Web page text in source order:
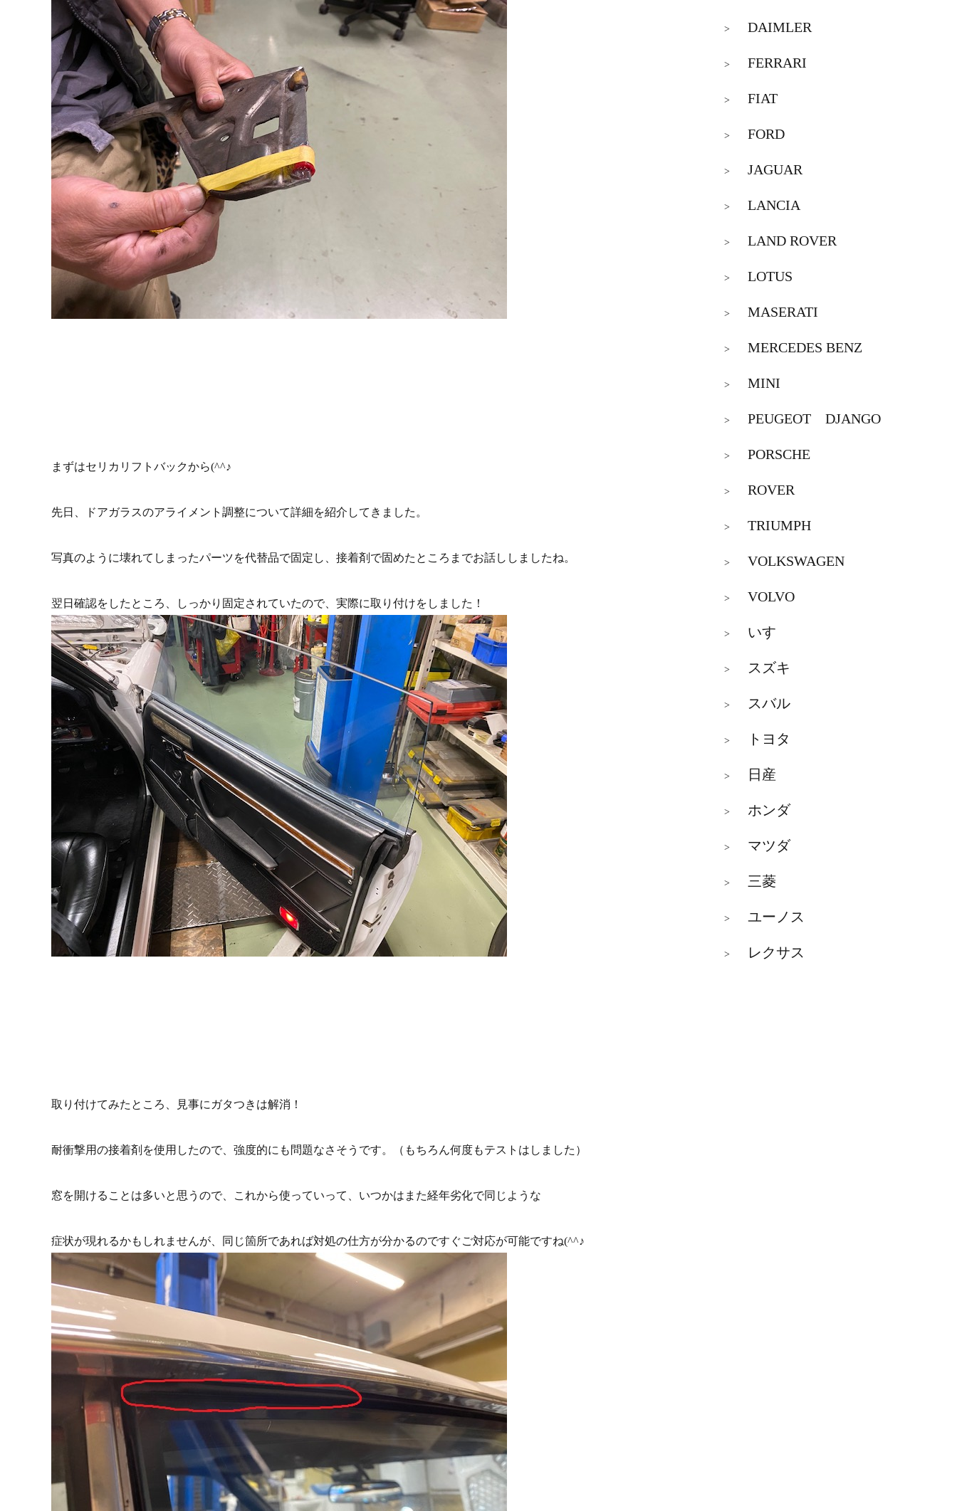
まずはセリカリフトバックから(^^♪
先日、ドアガラスのアライメント調整について詳細を紹介してきました。
写真のように壊れてしまったパーツを代替品で固定し、接着剤で固めたところまでお話ししましたね。
翌日確認をしたところ、しっかり固定されていたので、実際に取り付けをしました！
取り付けてみたところ、見事にガタつきは解消！
耐衝撃用の接着剤を使用したので、強度的にも問題なさそうです。（もちろん何度もテストはしました）
窓を開けることは多いと思うので、これから使っていって、いつかはまた経年劣化で同じような
症状が現れるかもしれませんが、同じ箇所であれば対処の仕方が分かるのですぐご対応が可能ですね(^^♪
> DAIMLER
> FERRARI
> FIAT
> FORD
> JAGUAR
> LANCIA
> LAND ROVER
> LOTUS
> MASERATI
> MERCEDES BENZ
> MINI
> PEUGEOT DJANGO
> PORSCHE
> ROVER
> TRIUMPH
> VOLKSWAGEN
> VOLVO
> いすゞ
> スズキ
> スバル
> トヨタ
> 日産
> ホンダ
> マツダ
> 三菱
> ユーノス
> レクサス